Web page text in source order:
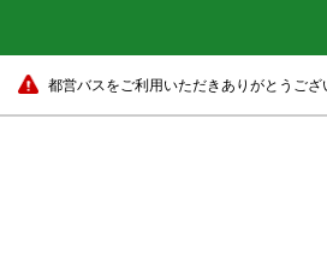
都営バスをご利用いただきありがとうござ